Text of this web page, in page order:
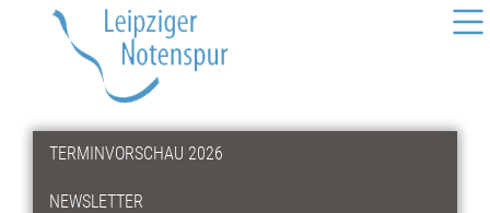
TERMINVORSCHAU 2026
NEWSLETTER